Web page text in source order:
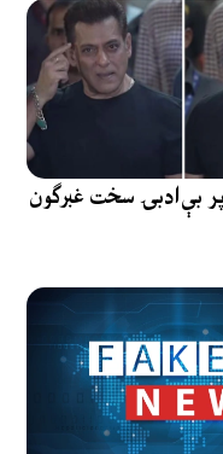
پر بې‌ادبۍ سخت غبرګون